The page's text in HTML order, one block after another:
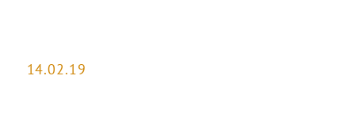
14.02.19